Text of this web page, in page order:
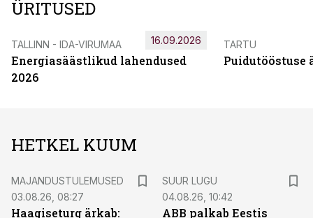
ÜRITUSED
TALLINN - IDA-VIRUMAA
Energiasäästlikud lahendused
2026
16.09.2026 TARTU
Puidutööstuse
HETKEL KUUM
MAJANDUSTULEMUSED
03.08.26, 08:27
Haagiseturg ärkab:
SUUR LUGU
04.08.26, 10:42
ABB palkab Eestis